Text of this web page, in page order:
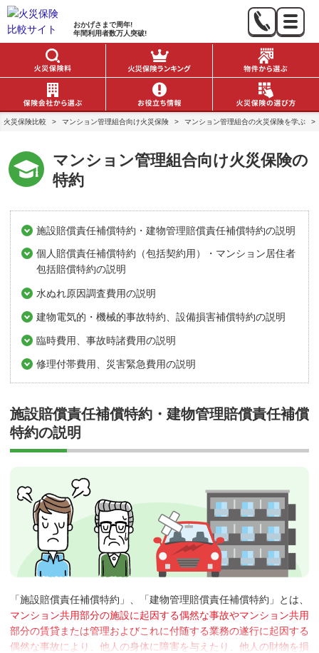
おかげさまで周年!
年間利用者数万人突破!
火災保険比較 > マンション管理組合向け火災保険 > マンション管理組合の火災保険を学ぶ >
マンション管理組合向け火災保険の
特約
施設賠償責任補償特約・建物管理賠償責任補償特約の説明
個人賠償責任補償特約（包括契約用）・マンション居住者
包括賠償特約の説明
水ぬれ原因調査費用の説明
建物電気的・機械的事故特約、設備損害補償特約の説明
臨時費用、事故時諸費用の説明
修理付帯費用、災害緊急費用の説明
施設賠償責任補償特約・建物管理賠償責任補償
特約の説明
「施設賠償責任補償特約」、「建物管理賠償責任補償特約」とは、
マンション共用部分の施設に起因する偶然な事故やマンション共用
部分の賃貸または管理およびこれに付随する業務の遂行に起因する
偶然な事故により、他人の身体に障害を与えたり、他人の財物を損